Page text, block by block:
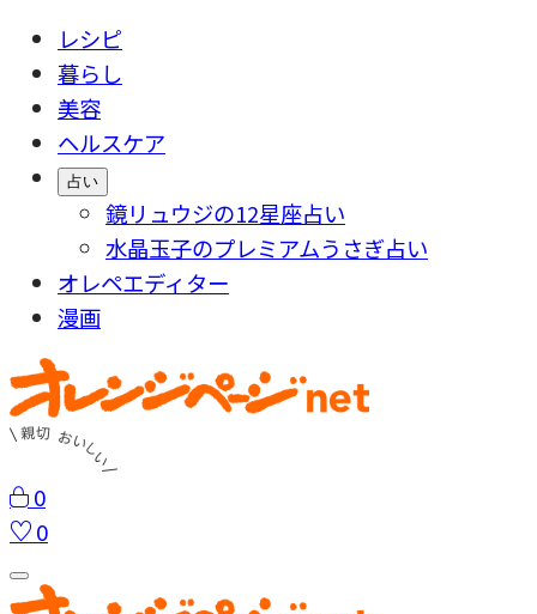
レシピ
暮らし
美容
ヘルスケア
占い
鏡リュウジの12星座占い
水晶玉子のプレミアムうさぎ占い
オレペエディター
漫画
0
0